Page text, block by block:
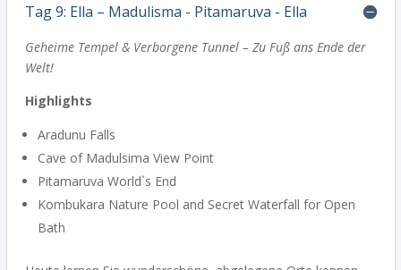
Tag 9: Ella – Madulisma - Pitamaruva - Ella
Geheime Tempel & Verborgene Tunnel – Zu Fuß ans Ende der
Welt!
Highlights
Aradunu Falls
Cave of Madulsima View Point
Pitamaruva World`s End
Kombukara Nature Pool and Secret Waterfall for Open
Bath